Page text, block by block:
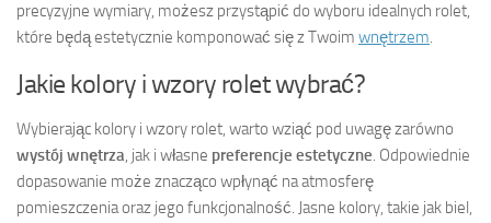
precyzyjne wymiary, możesz przystąpić do wyboru idealnych rolet,
które będą estetycznie komponować się z Twoim wnętrzem.
Jakie kolory i wzory rolet wybrać?
Wybierając kolory i wzory rolet, warto wziąć pod uwagę zarówno
wystój wnętrza, jak i własne preferencje estetyczne. Odpowiednie
dopasowanie może znacząco wpłynąć na atmosferę
pomieszczenia oraz jego funkcjonalność. Jasne kolory, takie jak biel,